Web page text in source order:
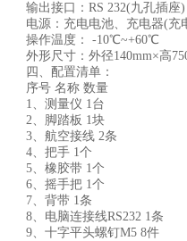
输出接口：RS 232(九孔插座)
电源：充电电池、充电器(充
操作温度： -10℃~+60℃
外形尺寸：外径140mm×高
四、配置清单：
序号 名称 数量
1、测量仪 1台
2、脚踏板 1块
3、航空接线 2条
4、把手 1个
5、橡胶带 1个
6、摇手把 1个
7、背带 1条
8、电脑连接线RS232 1条
9、十字平头螺钉M5 8件